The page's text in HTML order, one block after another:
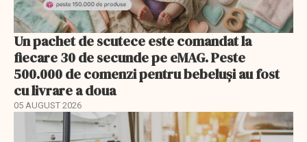
Un pachet de scutece este comandat la
fiecare 30 de secunde pe eMAG. Peste
500.000 de comenzi pentru bebeluși au fost
cu livrare a doua
05 AUGUST 2026